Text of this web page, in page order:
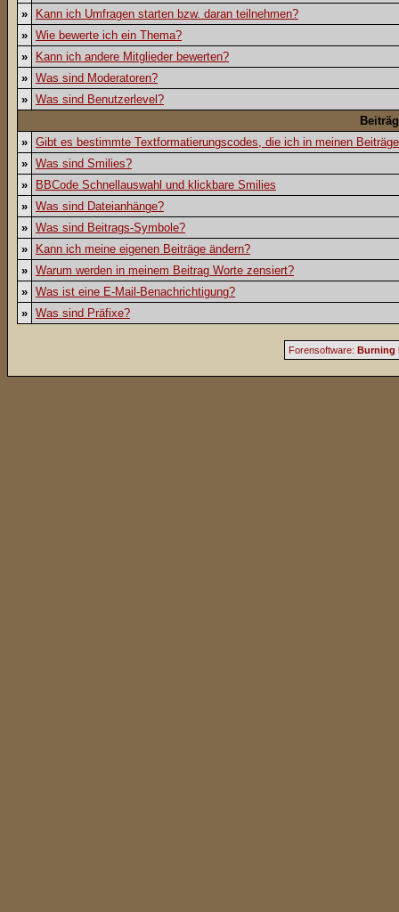
»
Kann ich Umfragen starten bzw. daran teilnehmen?
» Wie bewerte ich ein Thema?
»
Kann ich andere Mitglieder bewerten?
» Was sind Moderatoren?
» Was sind Benutzerlevel?
» Gibt es bestimmte Textformatierungscodes, die ich in meinen
» Was sind Smilies?
»
BBCode Schnellauswahl und klickbare Smilies
» Was sind Dateianhänge?
» Was sind Beitrags-Symbole?
»
Kann ich meine eigenen Beiträge ändern?
» Warum werden in meinem Beitrag Worte zensiert?
» Was ist eine E-Mail-Benachrichtigung?
» Was sind Präfixe?
Forensoftware: Burning